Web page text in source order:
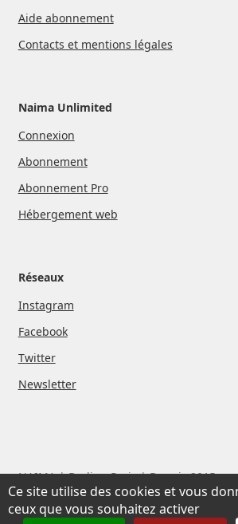
Aide abonnement
Contacts et mentions légales
Naima Unlimited
Connexion
Abonnement
Abonnement Pro
Hébergement web
Réseaux
Instagram
Facebook
Twitter
Newsletter
NAIMA | Berlin - Paris | Depuis 2015,
livres et des films avec des artistes que
Ce site utilise des cookies et vous
ceux que vous souhaitez activer